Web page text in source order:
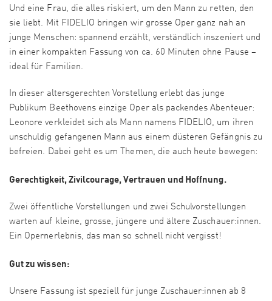
Und eine Frau, die alles riskiert, um den Mann zu retten, den
sie liebt. Mit FIDELIO bringen wir grosse Oper ganz nah an
junge Menschen: spannend erzählt, verständlich inszeniert und
in einer kompakten Fassung von ca. 60 Minuten ohne Pause –
ideal für Familien.
In dieser altersgerechten Vorstellung erlebt das junge
Publikum Beethovens einzige Oper als packendes Abenteuer:
Leonore verkleidet sich als Mann namens FIDELIO, um ihren
unschuldig gefangenen Mann aus einem düsteren Gefängnis zu
befreien. Dabei geht es um Themen, die auch heute bewegen:
Gerechtigkeit, Zivilcourage, Vertrauen und Hoffnung.
Zwei öffentliche Vorstellungen und zwei Schulvorstellungen
warten auf kleine, grosse, jüngere und ältere Zuschauer:innen.
Ein Opernerlebnis, das man so schnell nicht vergisst!
Gut zu wissen:
Unsere Fassung ist speziell für junge Zuschauer:innen ab 8